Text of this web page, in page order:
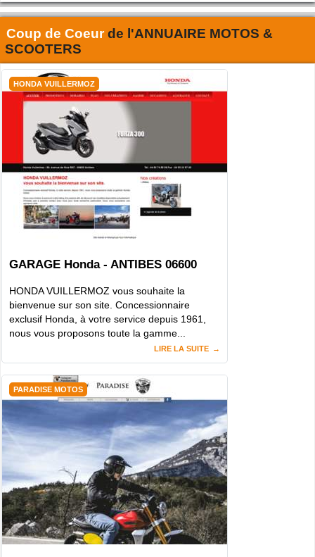
Coup de Coeurde l'ANNUAIRE MOTOS &
SCOOTERS
HONDA VUILLERMOZ
GARAGE Honda - ANTIBES 06600
HONDA VUILLERMOZ vous souhaite la
bienvenue sur son site. Concessionnaire
exclusif Honda, à votre service depuis 1961,
nous vous proposons toute la gamme...
LIRE LA SUITE
PARADISE MOTOS